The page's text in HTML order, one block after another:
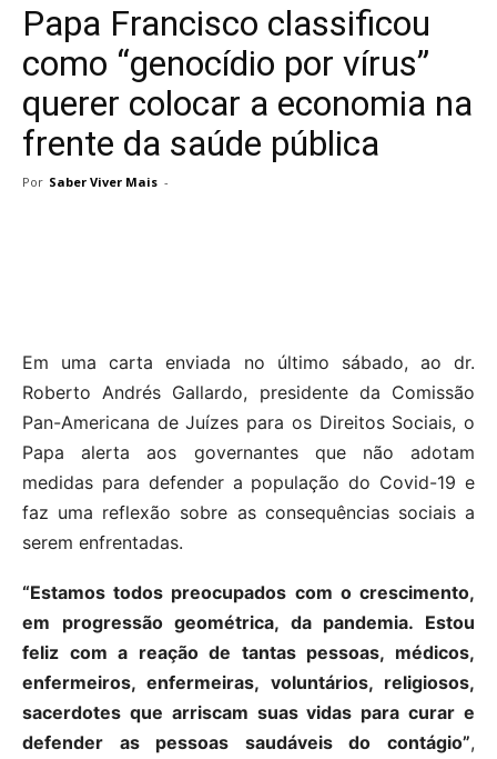
Papa Francisco classificou
como “genocídio por vírus”
querer colocar a economia na
frente da saúde pública
Por Saber Viver Mais -
Em uma carta enviada no último sábado, ao dr.
Roberto Andrés Gallardo, presidente da Comissão
Pan-Americana de Juízes para os Direitos Sociais, o
Papa alerta aos governantes que não adotam
medidas para defender a população do Covid-19 e
faz uma reflexão sobre as consequências sociais a
serem enfrentadas.
“Estamos todos preocupados com o crescimento,
em progressão geométrica, da pandemia. Estou
feliz com a reação de tantas pessoas, médicos,
enfermeiros, enfermeiras, voluntários, religiosos,
sacerdotes que arriscam suas vidas para curar e
defender as pessoas saudáveis do contágio”,